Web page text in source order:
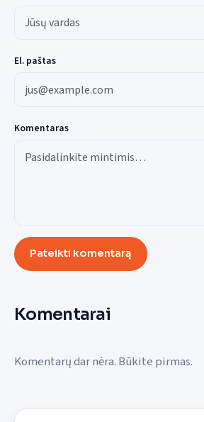
El. paštas
Komentaras
Pateikti komentarą
Komentarai
Komentarų dar nėra. Būkite pirmas.